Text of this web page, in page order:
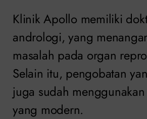
Klinik Apollo memiliki
andrologi, yang
masalah pada organ
Selain itu, pengobatan
juga sudah
yang modern.